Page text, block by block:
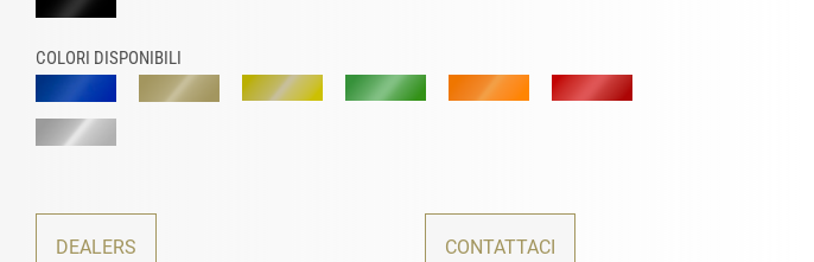
COLORI DISPONIBILI
DEALERS CONTATTACI